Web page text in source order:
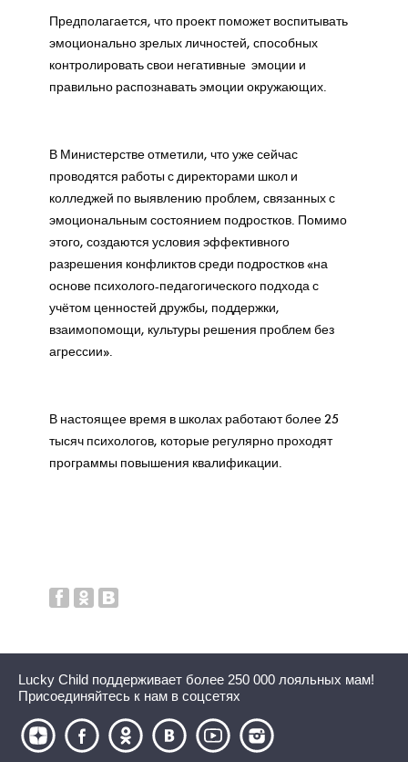
Предполагается, что проект поможет воспитывать
эмоционально зрелых личностей, способных
контролировать свои негативные эмоции и
правильно распознавать эмоции окружающих.
В Министерстве отметили, что уже сейчас
проводятся работы с директорами школ и
колледжей по выявлению проблем, связанных с
эмоциональным состоянием подростков. Помимо
этого, создаются условия эффективного
разрешения конфликтов среди подростков «на
основе психолого-педагогического подхода с
учётом ценностей дружбы, поддержки,
взаимопомощи, культуры решения проблем без
агрессии».
В настоящее время в школах работают более 25
тысяч психологов, которые регулярно проходят
программы повышения квалификации.
Lucky Child поддерживает более 250 000 лояльных мам!
Присоединяйтесь к нам в соцсетях